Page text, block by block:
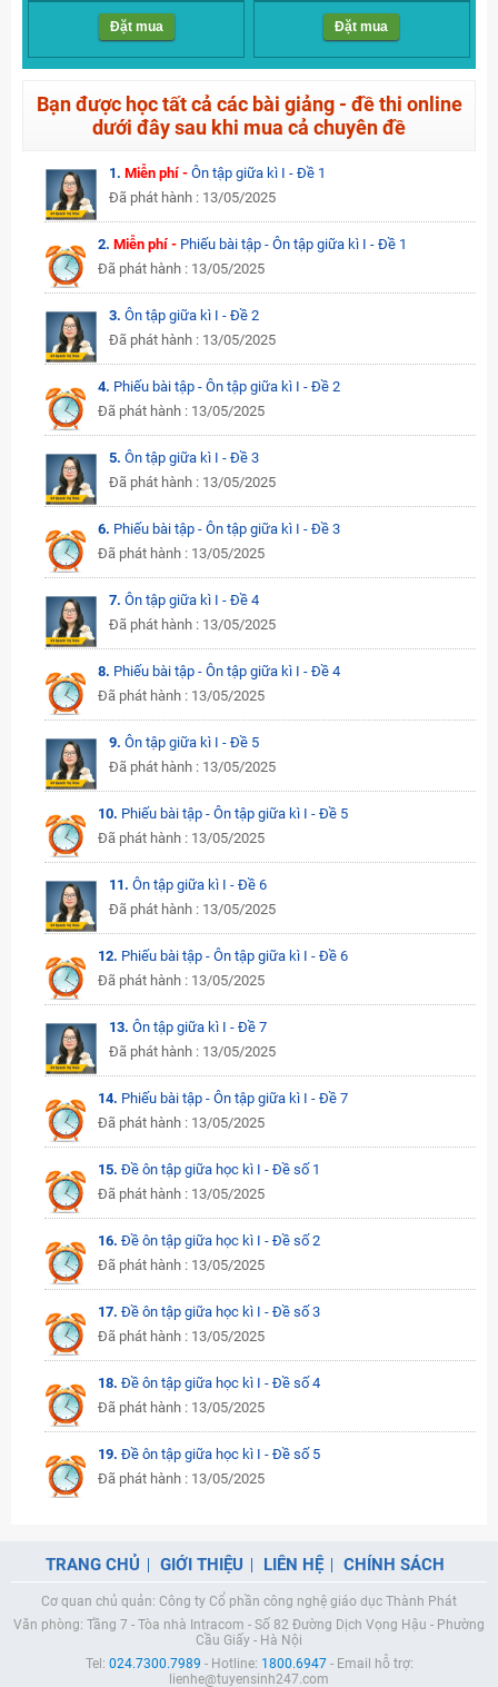
Đặt mua Đặt mua
Bạn được học tất cả các bài giảng - đề thi online
dưới đây sau khi mua cả chuyên đề
1. Miễn phí - Ôn tập giữa kì I - Đề 1
Đã phát hành : 13/05/2025
2.Miễn phí - Phiếu bài tập - Ôn tập giữa kì I - Đề 1
Đã phát hành : 13/05/2025
3. Ôn tập giữa kì I - Đề 2
Đã phát hành : 13/05/2025
4. Phiếu bài tập - Ôn tập giữa kì I - Đề 2
Đã phát hành : 13/05/2025
5. Ôn tập giữa kì I - Đề 3
Đã phát hành : 13/05/2025
6. Phiếu bài tập - Ôn tập giữa kì I - Đề 3
Đã phát hành : 13/05/2025
7. Ôn tập giữa kì I - Đề 4
Đã phát hành : 13/05/2025
8. Phiếu bài tập - Ôn tập giữa kì I - Đề 4
Đã phát hành : 13/05/2025
9. Ôn tập giữa kì I - Đề 5
Đã phát hành : 13/05/2025
10. Phiếu bài tập - Ôn tập giữa kì I - Đề 5
Đã phát hành : 13/05/2025
11. Ôn tập giữa kì I - Đề 6
Đã phát hành : 13/05/2025
12. Phiếu bài tập - Ôn tập giữa kì I - Đề 6
Đã phát hành : 13/05/2025
13. Ôn tập giữa kì I - Đề 7
Đã phát hành : 13/05/2025
14. Phiếu bài tập - Ôn tập giữa kì I - Đề 7
Đã phát hành : 13/05/2025
15.Đề ôn tập giữa học kì I - Đề số 1
Đã phát hành : 13/05/2025
16.Đề ôn tập giữa học kì I - Đề số 2
Đã phát hành : 13/05/2025
17.Đề ôn tập giữa học kì I - Đề số 3
Đã phát hành : 13/05/2025
18.Đề ôn tập giữa học kì I - Đề số 4
Đã phát hành : 13/05/2025
19.Đề ôn tập giữa học kì I - Đề số 5
Đã phát hành : 13/05/2025
TRANG CHỦ GIỚI THIỆU LIÊN HỆ CHÍNH SÁCH
Cơ quan chủ quản: Công ty Cổ phần công nghệ giáo dục Thành Phát
Văn phòng: Tầng 7 - Tòa nhà Intracom - Số 82 Đường Dịch Vọng Hậu - Phường
Cầu Giấy - Hà Nội
Tel: 024.7300.7989 - Hotline: 1800.6947- Email hỗ trợ:
lienhe@tuyensinh247.com